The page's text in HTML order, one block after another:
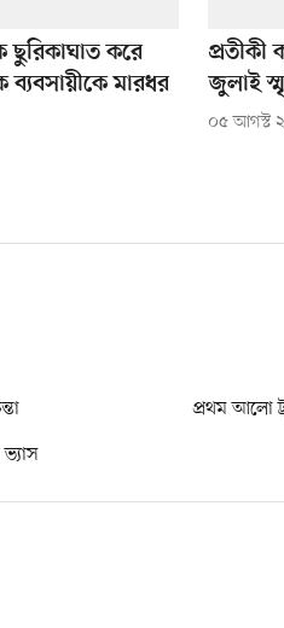
ছুরিকাঘাত করে
মারধর
প্রতীকী
জুলাই
০৫ আগস্ট
প্রথম আলো